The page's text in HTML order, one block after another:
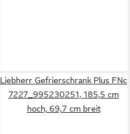
Liebherr Gefrierschrank Plus FNc
7227_995230251, 185,5 cm
hoch, 69,7 cm breit